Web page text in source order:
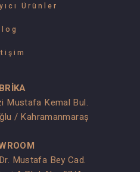
Ürünler
Mustafa Kemal Bul.
/ Kahramanmaraş
Mustafa Bey Cad.